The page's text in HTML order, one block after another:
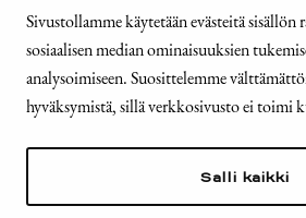
Sivustollamme käytetään evästeitä sisällön
sosiaalisen median ominaisuuksien
analysoimiseen. Suosittelemme
hyväksymistä, sillä verkkosivusto ei toimi
Salli kaikki
Presidentti.fi-sivuston
Yhteystiedot
Mariankatu 2